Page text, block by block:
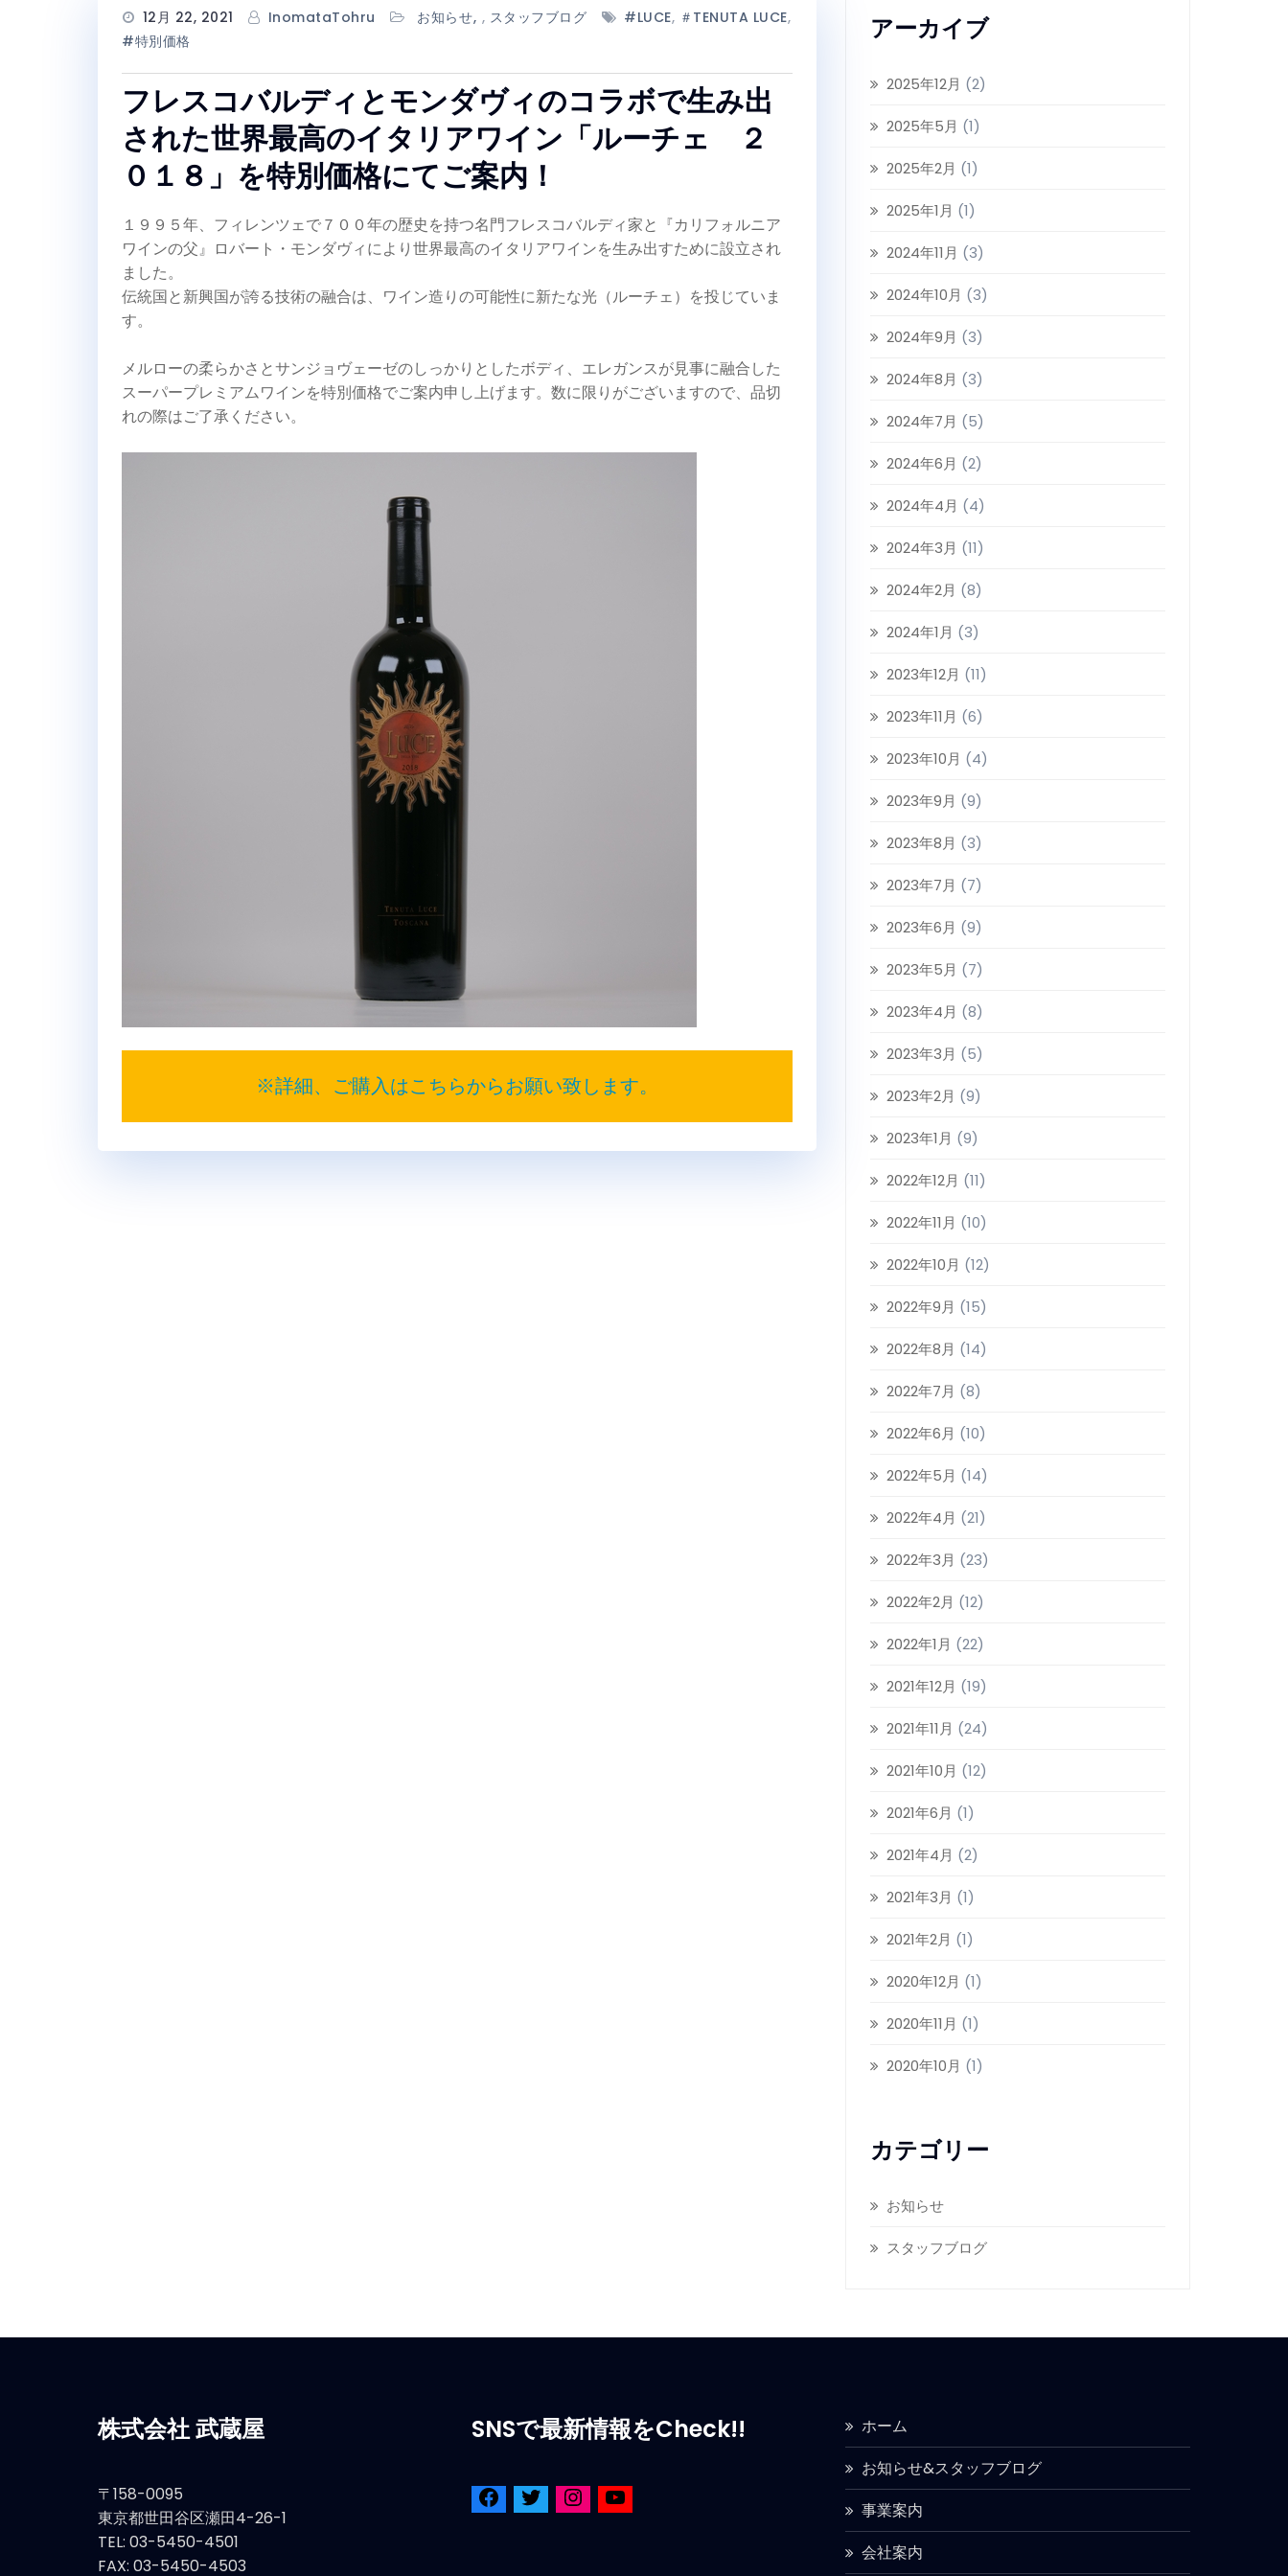
12月 22, 2021 InomataTohru お知らせ , スタッフブログ #LUCE, ＃TENUTA LUCE,
#特別価格
フレスコバルディとモンダヴィのコラボで生み出
された世界最高のイタリアワイン「ルーチェ ２
０１８」を特別価格にてご案内！
１９９５年、フィレンツェで７００年の歴史を持つ名門フレスコバルディ家と『カリフォルニア
ワインの父』ロバート・モンダヴィにより世界最高のイタリアワインを生み出すために設立され
ました。
伝統国と新興国が誇る技術の融合は、ワイン造りの可能性に新たな光（ルーチェ）を投じていま
す。
メルローの柔らかさとサンジョヴェーゼのしっかりとしたボディ、エレガンスが見事に融合した
スーパープレミアムワインを特別価格でご案内申し上げます。数に限りがございますので、品切
れの際はご了承ください。
※詳細、ご購入はこちらからお願い致します。
アーカイブ
2025年12月 (2)
2025年5月 (1)
2025年2月 (1)
2025年1月 (1)
2024年11月 (3)
2024年10月 (3)
2024年9月 (3)
2024年8月 (3)
2024年7月 (5)
2024年6月 (2)
2024年4月 (4)
2024年3月 (11)
2024年2月 (8)
2024年1月 (3)
2023年12月 (11)
2023年11月 (6)
2023年10月 (4)
2023年9月 (9)
2023年8月 (3)
2023年7月 (7)
2023年6月 (9)
2023年5月 (7)
2023年4月 (8)
2023年3月 (5)
2023年2月 (9)
2023年1月 (9)
2022年12月 (11)
2022年11月 (10)
2022年10月 (12)
2022年9月 (15)
2022年8月 (14)
2022年7月 (8)
2022年6月 (10)
2022年5月 (14)
2022年4月 (21)
2022年3月 (23)
2022年2月 (12)
2022年1月 (22)
2021年12月 (19)
2021年11月 (24)
2021年10月 (12)
2021年6月 (1)
2021年4月 (2)
2021年3月 (1)
2021年2月 (1)
2020年12月 (1)
2020年11月 (1)
2020年10月 (1)
カテゴリー
お知らせ
スタッフブログ
株式会社 武蔵屋
〒158-0095
東京都世田谷区瀬田4-26-1
TEL: 03-5450-4501
FAX: 03-5450-4503
SNSで最新情報をCheck!!
ホーム
お知らせ&スタッフブログ
事業案内
会社案内